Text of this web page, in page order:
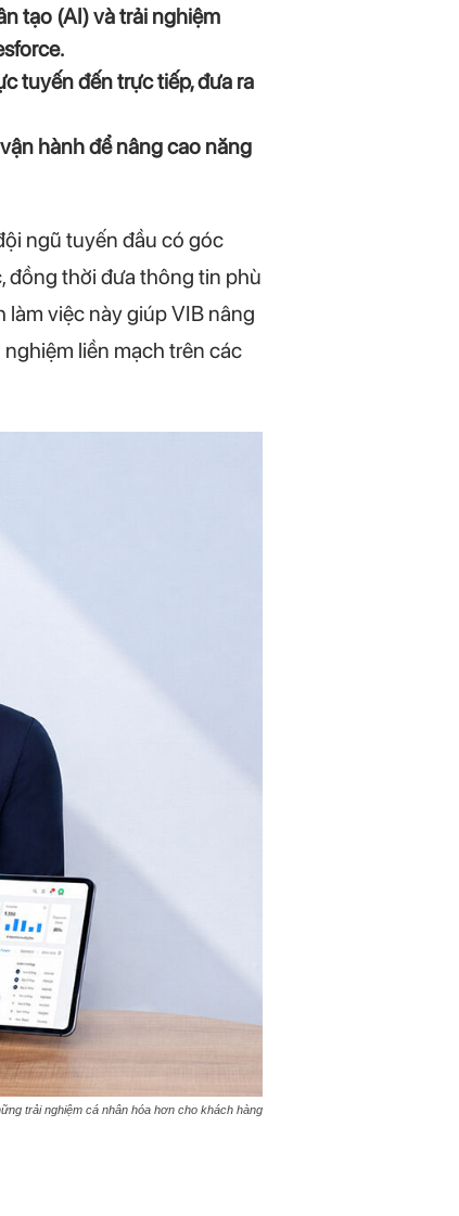
tạo (AI) và trải nghiệm
tuyến đến trực tiếp, đưa ra
hành để nâng cao năng
ngũ tuyến đầu có góc
đồng thời đưa thông tin phù
việc này giúp VIB nâng
liền mạch trên các
trải nghiệm cá nhân hóa hơn cho khách hàng